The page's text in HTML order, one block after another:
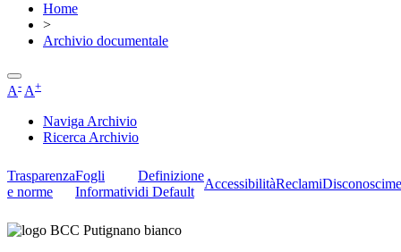
Home
>
Archivio documentale
A- A+
Naviga Archivio
Ricerca Archivio
Trasparenza
e norme
Fogli
Informativi
Definizione
di Default
AccessibilitàReclami